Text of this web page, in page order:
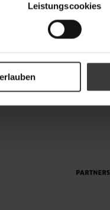
Leistungscookies